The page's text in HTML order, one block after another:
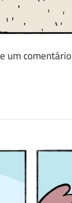
um comentário